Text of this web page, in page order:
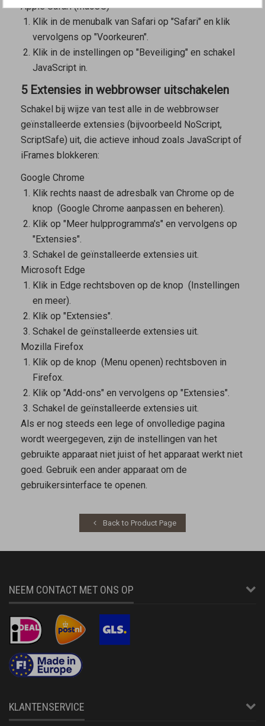
Apple Safari (macOS)
Klik in de menubalk van Safari op "Safari" en klik
vervolgens op "Voorkeuren".
Klik in de instellingen op "Beveiliging" en schakel
JavaScript in.
5 Extensies in webbrowser uitschakelen
Schakel bij wijze van test alle in de webbrowser
geïnstalleerde extensies (bijvoorbeeld NoScript,
ScriptSafe) uit, die actieve inhoud zoals JavaScript of
iFrames blokkeren:
Google Chrome
Klik rechts naast de adresbalk van Chrome op de
knop (Google Chrome aanpassen en beheren).
Klik op "Meer hulpprogramma's" en vervolgens op
"Extensies".
Schakel de geïnstalleerde extensies uit.
Microsoft Edge
Klik in Edge rechtsboven op de knop (Instellingen
en meer).
Klik op "Extensies".
Schakel de geïnstalleerde extensies uit.
Mozilla Firefox
Klik op de knop (Menu openen) rechtsboven in
Firefox.
Klik op "Add-ons" en vervolgens op "Extensies".
Schakel de geïnstalleerde extensies uit.
Als er nog steeds een lege of onvolledige pagina
wordt weergegeven, zijn de instellingen van het
gebruikte apparaat niet juist of het apparaat werkt niet
goed. Gebruik een ander apparaat om de
gebruikersinterface te openen.
Back to Product Page
NEEM CONTACT MET ONS OP
KLANTENSERVICE